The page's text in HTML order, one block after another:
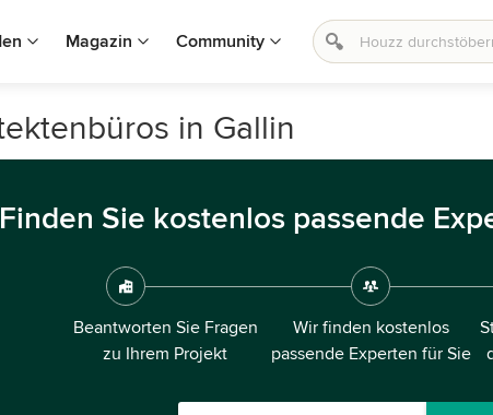
Magazin Community
in Gallin
Finden Sie kostenlos passende
Beantworten Sie Fragen
zu Ihrem Projekt
Wir finden kostenlos
passende Experten für Sie